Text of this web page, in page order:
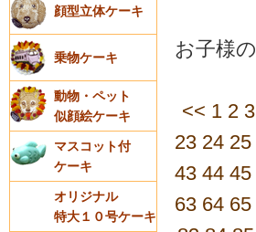
顔型立体ケーキ
乗物ケーキ
動物・ペット
似顔絵ケーキ
マスコット付
ケーキ
オリジナル
特大１０号ケーキ
お子様
<< 1 2 3
23 24 25
43 44 45
63 64 65